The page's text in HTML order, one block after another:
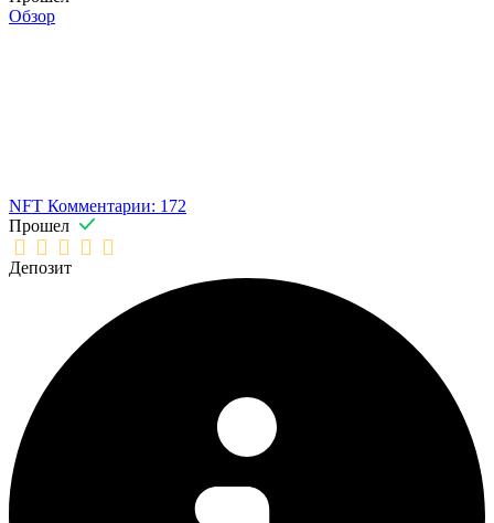
Обзор
NFT Комментарии: 172
Прошел
Депозит